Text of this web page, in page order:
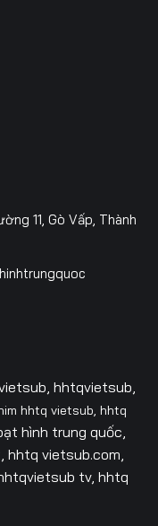
11, Gò Vấp, Thành
hhtqvietsub,
hhtq vietsub, hhtq
hình trung quốc,
vietsub.com,
tv, hhtq